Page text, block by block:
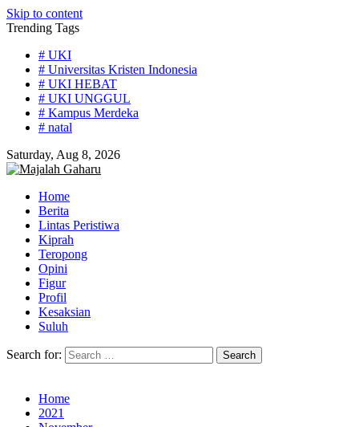
Skip to content
Trending Tags
# UKI
# Universitas Kristen Indonesia
# UKI HEBAT
# UKI UNGGUL
# Kampus Merdeka
# natal
Saturday, Aug 8, 2026
Home
Berita
Lintas Peristiwa
Kiprah
Teropong
Opini
Figur
Profil
Kesaksian
Suluh
Search for:
Home
2021